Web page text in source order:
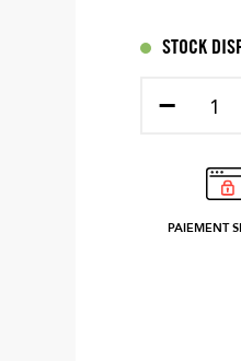
STOCK
−
PAIEMENT